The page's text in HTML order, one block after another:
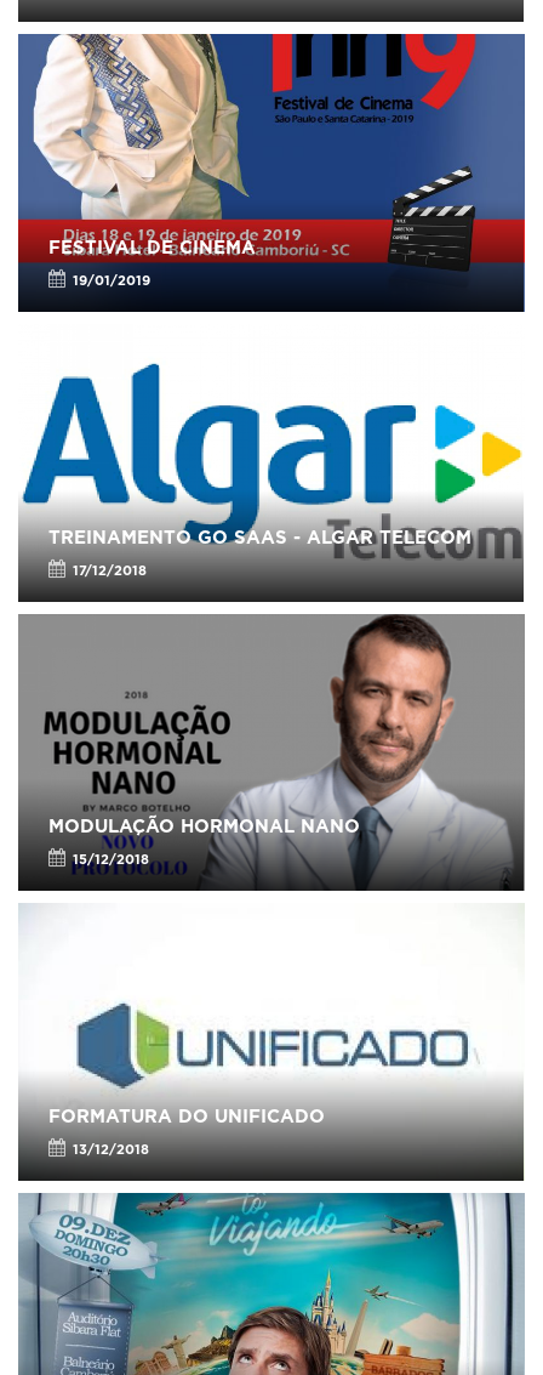
FESTIVAL DE CINEMA
19/01/2019
TREINAMENTO GO SAAS - ALGAR TELECOM
17/12/2018
MODULAÇÃO HORMONAL NANO
15/12/2018
FORMATURA DO UNIFICADO
13/12/2018